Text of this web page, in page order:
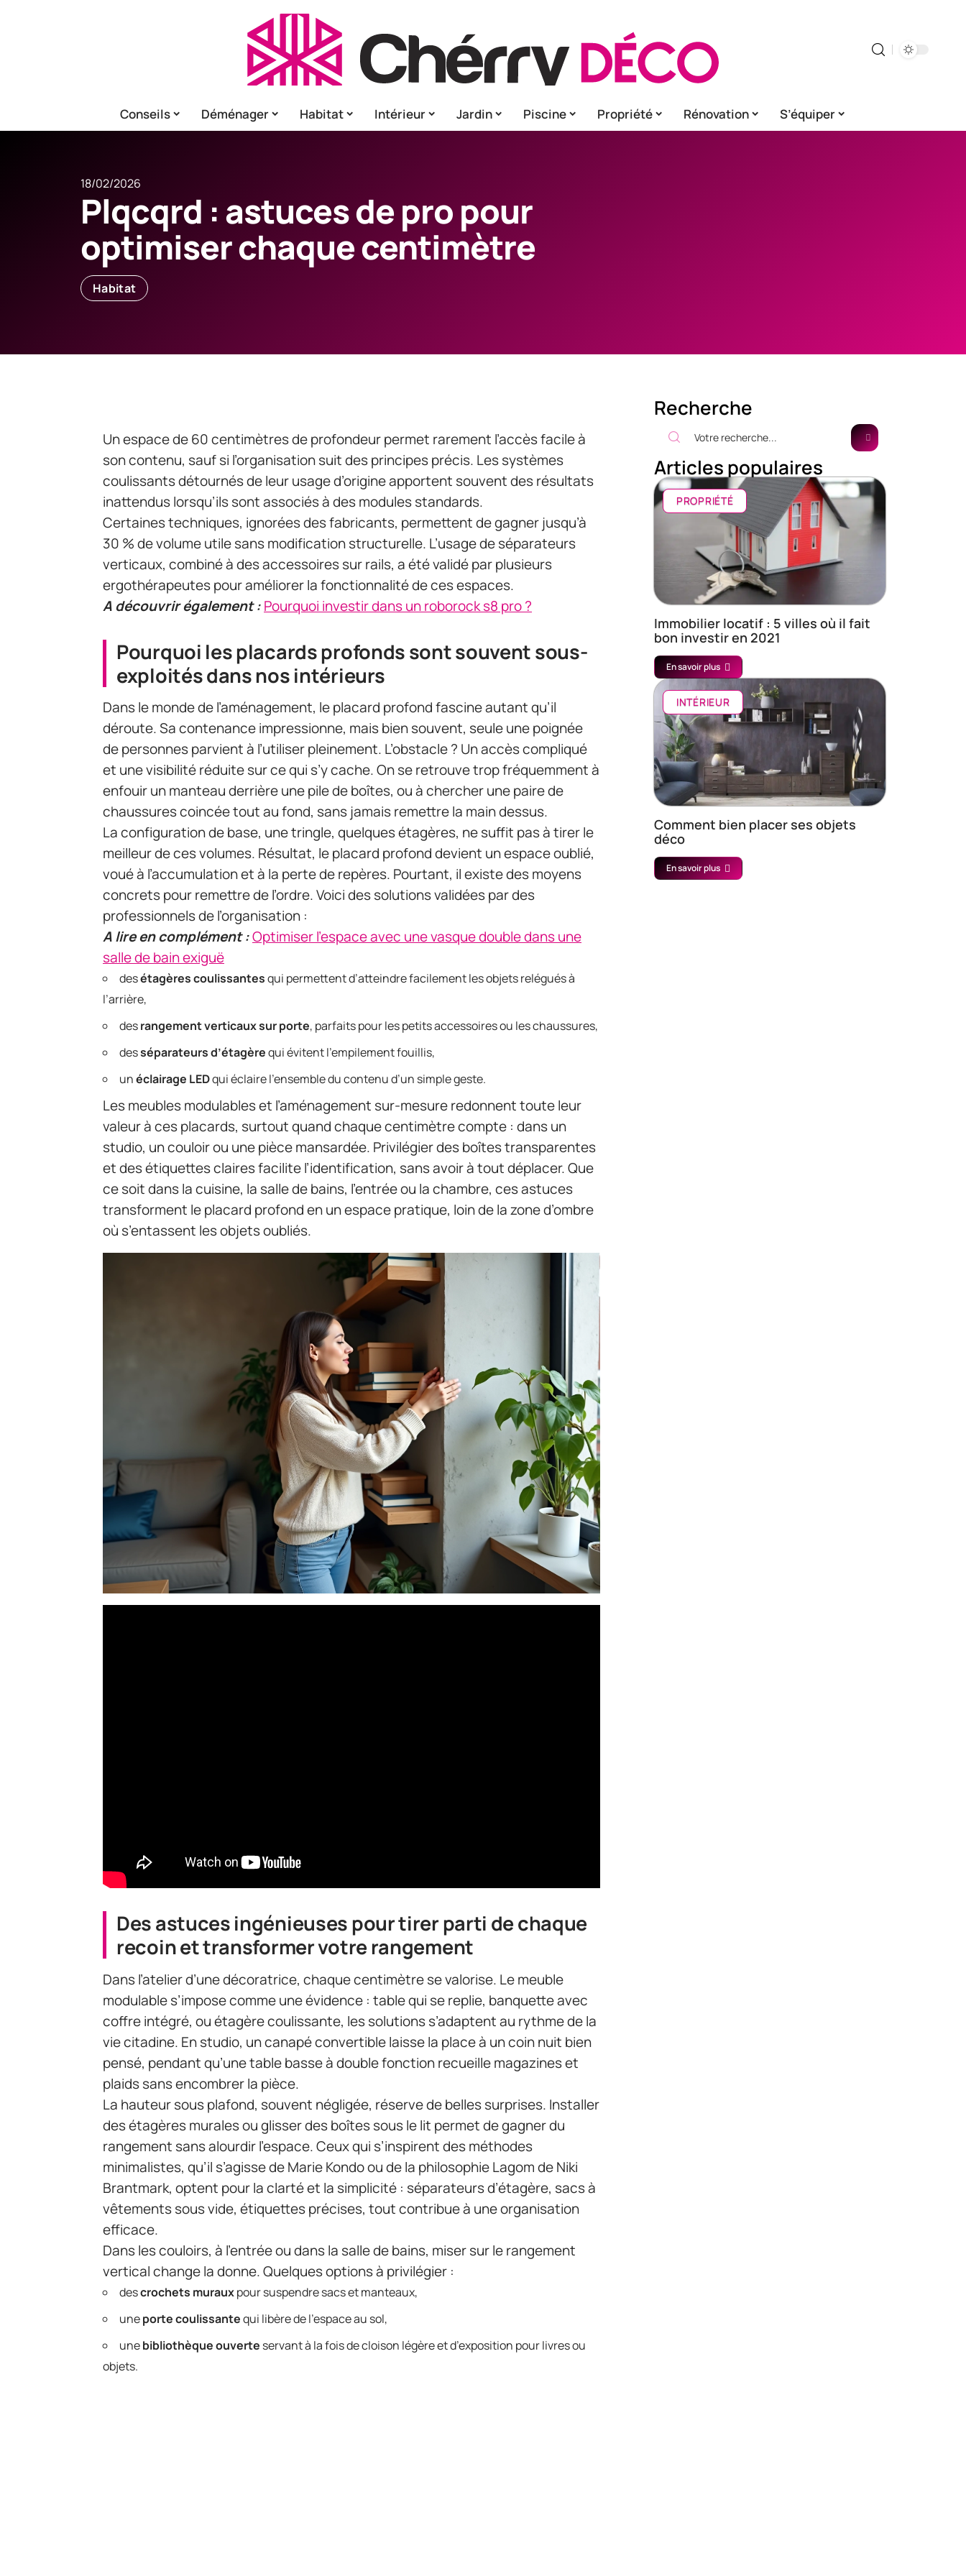
Conseils Déménager Habitat Intérieur Jardin Piscine Propriété Rénovation S’équiper
18/02/2026
Plqcqrd : astuces de pro pour
optimiser chaque centimètre
Habitat
Un espace de 60 centimètres de profondeur permet rarement l’accès facile à
son contenu, sauf si l’organisation suit des principes précis. Les systèmes
coulissants détournés de leur usage d’origine apportent souvent des résultats
inattendus lorsqu’ils sont associés à des modules standards.
Certaines techniques, ignorées des fabricants, permettent de gagner jusqu’à
30 % de volume utile sans modification structurelle. L’usage de séparateurs
verticaux, combiné à des accessoires sur rails, a été validé par plusieurs
ergothérapeutes pour améliorer la fonctionnalité de ces espaces.
A découvrir également :Pourquoi investir dans un roborock s8 pro ?
Pourquoi les placards profonds sont souvent sous-
exploités dans nos intérieurs
Dans le monde de l’aménagement, le placard profond fascine autant qu’il
déroute. Sa contenance impressionne, mais bien souvent, seule une poignée
de personnes parvient à l’utiliser pleinement. L’obstacle ? Un accès compliqué
et une visibilité réduite sur ce qui s’y cache. On se retrouve trop fréquemment à
enfouir un manteau derrière une pile de boîtes, ou à chercher une paire de
chaussures coincée tout au fond, sans jamais remettre la main dessus.
La configuration de base, une tringle, quelques étagères, ne suffit pas à tirer le
meilleur de ces volumes. Résultat, le placard profond devient un espace oublié,
voué à l’accumulation et à la perte de repères. Pourtant, il existe des moyens
concrets pour remettre de l’ordre. Voici des solutions validées par des
professionnels de l’organisation :
A lire en complément :Optimiser l’espace avec une vasque double dans une
salle de bain exiguë
desétagères coulissantesqui permettent d’atteindre facilement les objets relégués à
l’arrière,
desrangement verticaux sur porte, parfaits pour les petits accessoires ou les chaussures,
desséparateurs d’étagèrequi évitent l’empilement fouillis,
unéclairage LEDqui éclaire l’ensemble du contenu d’un simple geste.
Les meubles modulables et l’aménagement sur-mesure redonnent toute leur
valeur à ces placards, surtout quand chaque centimètre compte : dans un
studio, un couloir ou une pièce mansardée. Privilégier des boîtes transparentes
et des étiquettes claires facilite l’identification, sans avoir à tout déplacer. Que
ce soit dans la cuisine, la salle de bains, l’entrée ou la chambre, ces astuces
transforment le placard profond en un espace pratique, loin de la zone d’ombre
où s’entassent les objets oubliés.
Des astuces ingénieuses pour tirer parti de chaque
recoin et transformer votre rangement
Dans l’atelier d’une décoratrice, chaque centimètre se valorise. Le meuble
modulable s’impose comme une évidence : table qui se replie, banquette avec
coffre intégré, ou étagère coulissante, les solutions s’adaptent au rythme de la
vie citadine. En studio, un canapé convertible laisse la place à un coin nuit bien
pensé, pendant qu’une table basse à double fonction recueille magazines et
plaids sans encombrer la pièce.
La hauteur sous plafond, souvent négligée, réserve de belles surprises. Installer
des étagères murales ou glisser des boîtes sous le lit permet de gagner du
rangement sans alourdir l’espace. Ceux qui s’inspirent des méthodes
minimalistes, qu’il s’agisse de Marie Kondo ou de la philosophie Lagom de Niki
Brantmark, optent pour la clarté et la simplicité : séparateurs d’étagère, sacs à
vêtements sous vide, étiquettes précises, tout contribue à une organisation
efficace.
Dans les couloirs, à l’entrée ou dans la salle de bains, miser sur le rangement
vertical change la donne. Quelques options à privilégier :
descrochets murauxpour suspendre sacs et manteaux,
uneporte coulissantequi libère de l’espace au sol,
unebibliothèque ouverte servant à la fois de cloison légère et d’exposition pour livres ou
objets.
Recherche
Articles populaires
PROPRIÉTÉ
Immobilier locatif : 5 villes où il fait
bon investir en 2021
En savoir plus
INTÉRIEUR
Comment bien placer ses objets
déco
En savoir plus